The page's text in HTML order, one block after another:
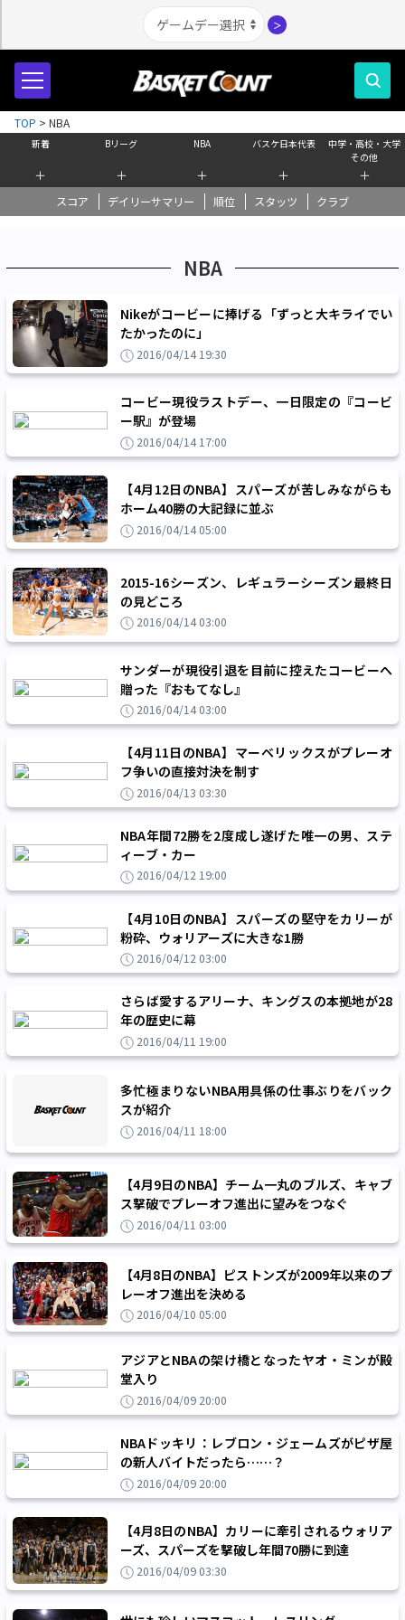
＞
新着
＋
Bリーグ
＋
NBA
＋
バスケ日本代表
＋
中学・高校・大学
その他
＋
スコア デイリーサマリー 順位 スタッツ クラブ
TOP > NBA
NBA
Nikeがコービーに捧げる「ずっと大キライでい
たかったのに」
2016/04/14 19:30
コービー現役ラストデー、一日限定の『コービ
ー駅』が登場
2016/04/14 17:00
【4月12日のNBA】スパーズが苦しみながらも
ホーム40勝の大記録に並ぶ
2016/04/14 05:00
2015-16シーズン、レギュラーシーズン最終日
の見どころ
2016/04/14 03:00
サンダーが現役引退を目前に控えたコービーへ
贈った『おもてなし』
2016/04/14 03:00
【4月11日のNBA】マーベリックスがプレーオ
フ争いの直接対決を制す
2016/04/13 03:30
NBA年間72勝を2度成し遂げた唯一の男、ステ
ィーブ・カー
2016/04/12 19:00
【4月10日のNBA】スパーズの堅守をカリーが
粉砕、ウォリアーズに大きな1勝
2016/04/12 03:00
さらば愛するアリーナ、キングスの本拠地が28
年の歴史に幕
2016/04/11 19:00
多忙極まりないNBA用具係の仕事ぶりをバック
スが紹介
2016/04/11 18:00
【4月9日のNBA】チーム一丸のブルズ、キャブ
ス撃破でプレーオフ進出に望みをつなぐ
2016/04/11 03:00
【4月8日のNBA】ピストンズが2009年以来のプ
レーオフ進出を決める
2016/04/10 05:00
アジアとNBAの架け橋となったヤオ・ミンが殿
堂入り
2016/04/09 20:00
NBAドッキリ：レブロン・ジェームズがピザ屋
の新人バイトだったら……？
2016/04/09 20:00
【4月8日のNBA】カリーに牽引されるウォリア
ーズ、スパーズを撃破し年間70勝に到達
2016/04/09 03:30